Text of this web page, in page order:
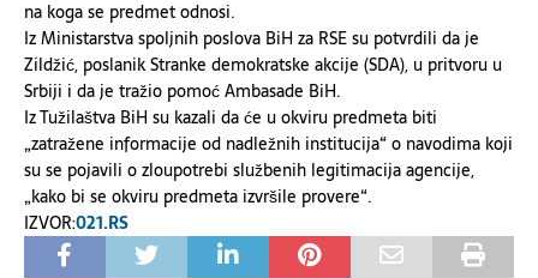
na koga se predmet odnosi.
Iz Ministarstva spoljnih poslova BiH za RSE su potvrdili da je
Zildžić, poslanik Stranke demokratske akcije (SDA), u pritvoru u
Srbiji i da je tražio pomoć Ambasade BiH.
Iz Tužilaštva BiH su kazali da će u okviru predmeta biti
„zatražene informacije od nadležnih institucija“ o navodima koji
su se pojavili o zloupotrebi službenih legitimacija agencije,
„kako bi se okviru predmeta izvršile provere“.
IZVOR:021.RS